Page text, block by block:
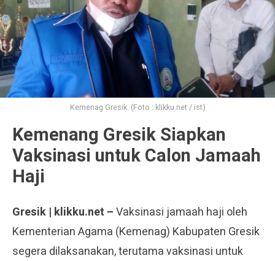
Kemenag Gresik. (Foto : klikku.net / ist)
Kemenang Gresik Siapkan
Vaksinasi untuk Calon Jamaah
Haji
Gresik | klikku.net –Vaksinasi jamaah haji oleh
Kementerian Agama (Kemenag) Kabupaten Gresik
segera dilaksanakan, terutama vaksinasi untuk